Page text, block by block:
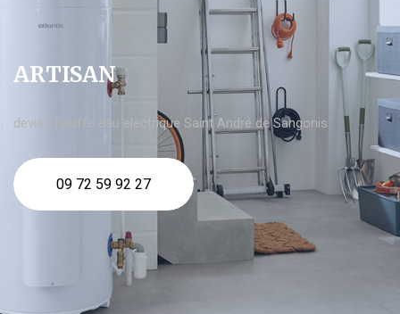
ARTISAN
devis Chauffe eau electrique Saint André de Sangonis
09 72 59 92 27